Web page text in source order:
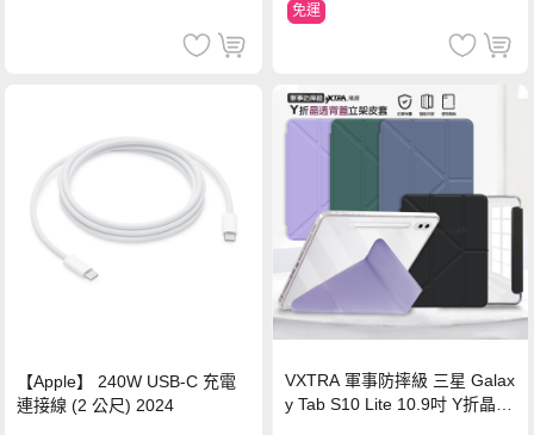
免運
【Apple】 240W USB-C 充電
連接線 (2 公尺) 2024
VXTRA 軍事防摔級 三星 Galax
y Tab S10 Lite 10.9吋 Y折晶透